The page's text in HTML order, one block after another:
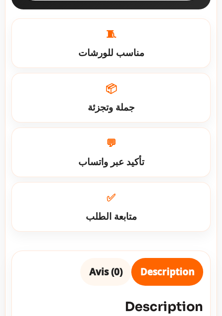
🧵
مناسب للورشات
📦
جملة وتجزئة
💬
تأكيد عبر واتساب
✅
متابعة الطلب
Description
Avis (0)
Description